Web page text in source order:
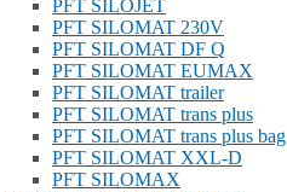
PFT SILOJET
PFT SILOMAT 230V
PFT SILOMAT DF Q
PFT SILOMAT EUMAX
PFT SILOMAT trailer
PFT SILOMAT trans plus
PFT SILOMAT trans plus bag
PFT SILOMAT XXL-D
PFT SILOMAX